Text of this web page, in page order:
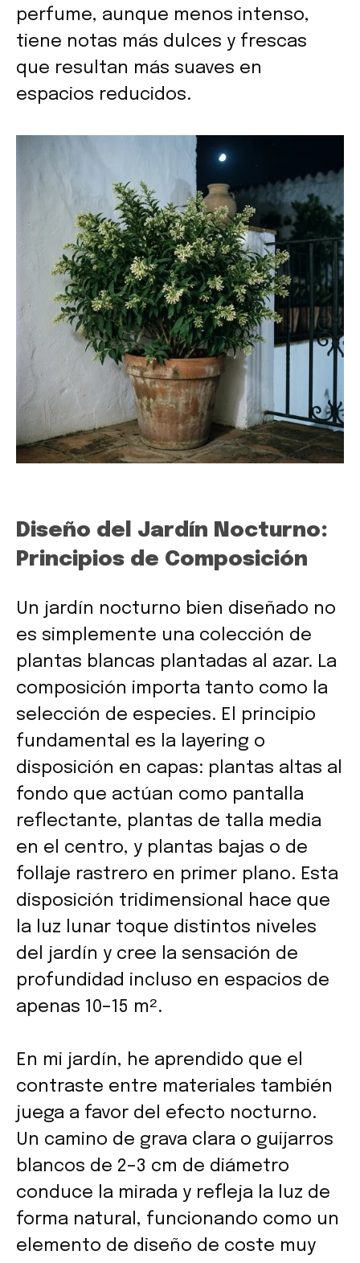
perfume, aunque menos intenso,
tiene notas más dulces y frescas
que resultan más suaves en
espacios reducidos.
Diseño del Jardín Nocturno:
Principios de Composición
Un jardín nocturno bien diseñado no
es simplemente una colección de
plantas blancas plantadas al azar. La
composición importa tanto como la
selección de especies. El principio
fundamental es la layering o
disposición en capas: plantas altas al
fondo que actúan como pantalla
reflectante, plantas de talla media
en el centro, y plantas bajas o de
follaje rastrero en primer plano. Esta
disposición tridimensional hace que
la luz lunar toque distintos niveles
del jardín y cree la sensación de
profundidad incluso en espacios de
apenas 10–15 m².
En mi jardín, he aprendido que el
contraste entre materiales también
juega a favor del efecto nocturno.
Un camino de grava clara o guijarros
blancos de 2–3 cm de diámetro
conduce la mirada y refleja la luz de
forma natural, funcionando como un
elemento de diseño de coste muy